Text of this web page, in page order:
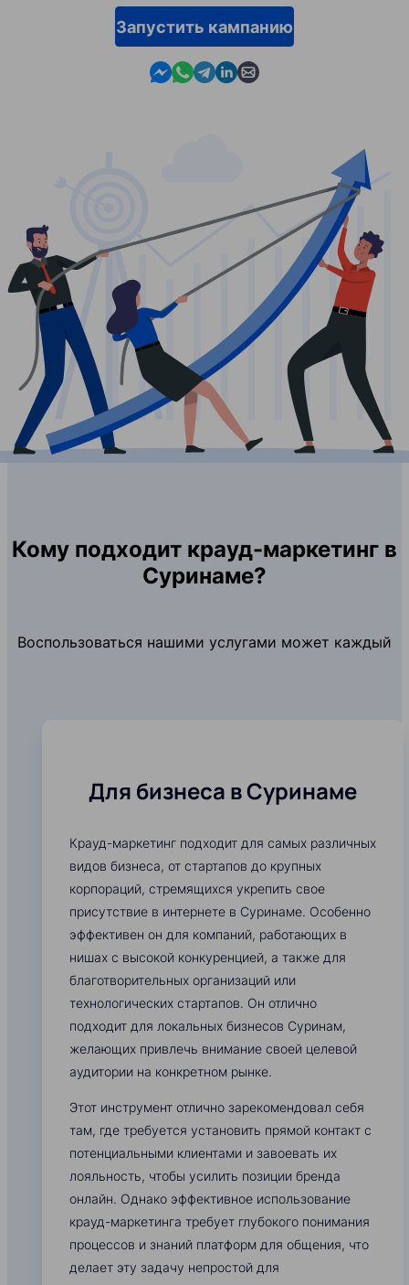
Запустить кампанию
Contact us in Messenger
Contact us in WhatsApp
Contact us in Telegram
Contact us in Linkedin
Contact us by email
Кому подходит крауд-маркетинг в
Суринаме?
Воспользоваться нашими услугами может каждый
Для бизнеса в Суринаме
Крауд-маркетинг подходит для самых различных
видов бизнеса, от стартапов до крупных
корпораций, стремящихся укрепить свое
присутствие в интернете в Суринаме. Особенно
эффективен он для компаний, работающих в
нишах с высокой конкуренцией, а также для
благотворительных организаций или
технологических стартапов. Он отлично
подходит для локальных бизнесов Суринам,
желающих привлечь внимание своей целевой
аудитории на конкретном рынке.
Этот инструмент отлично зарекомендовал себя
там, где требуется установить прямой контакт с
потенциальными клиентами и завоевать их
лояльность, чтобы усилить позиции бренда
онлайн. Однако эффективное использование
крауд-маркетинга требует глубокого понимания
процессов и знаний платформ для общения, что
делает эту задачу непростой для